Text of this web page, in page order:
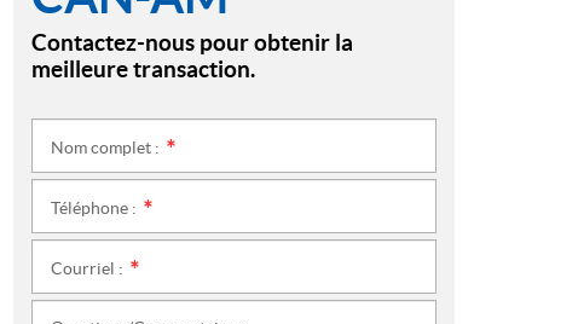
Contactez-nous pour obtenir la
meilleure transaction.
Nom complet :
Téléphone :
Courriel :